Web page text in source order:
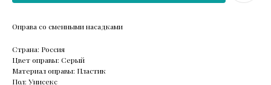
Оправа со сменными насадками
Страна: Россия
Цвет оправы: Серый
Материал оправы: Пластик
Пол: Унисекс